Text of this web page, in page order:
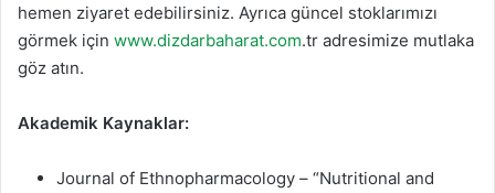
hemen ziyaret edebilirsiniz. Ayrıca güncel stoklarımızı
görmek için www.dizdarbaharat.com.tr adresimize mutlaka
göz atın.
Akademik Kaynaklar:
Journal of Ethnopharmacology – “Nutritional and